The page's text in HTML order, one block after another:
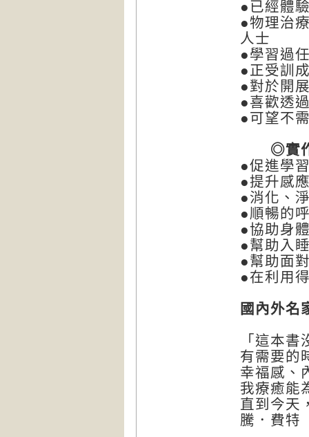
●已經體
●物理治
人士
●學習過
●正受訓
●對於開
●喜歡透
●可望不
◎實作3
●促進學
●提升感
●消化、
●順暢的
●協助身
●幫助入
●幫助面
●在利用
國內外名
「這本
有需要的
幸福感、
我療癒能
直到今天
騰．費特